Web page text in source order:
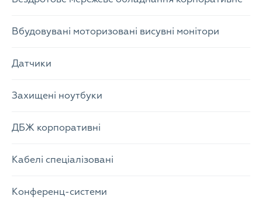
Вбудовувані моторизовані висувні монітори
Датчики
Захищені ноутбуки
ДБЖ корпоративні
Кабелі спеціалізовані
Конференц-системи